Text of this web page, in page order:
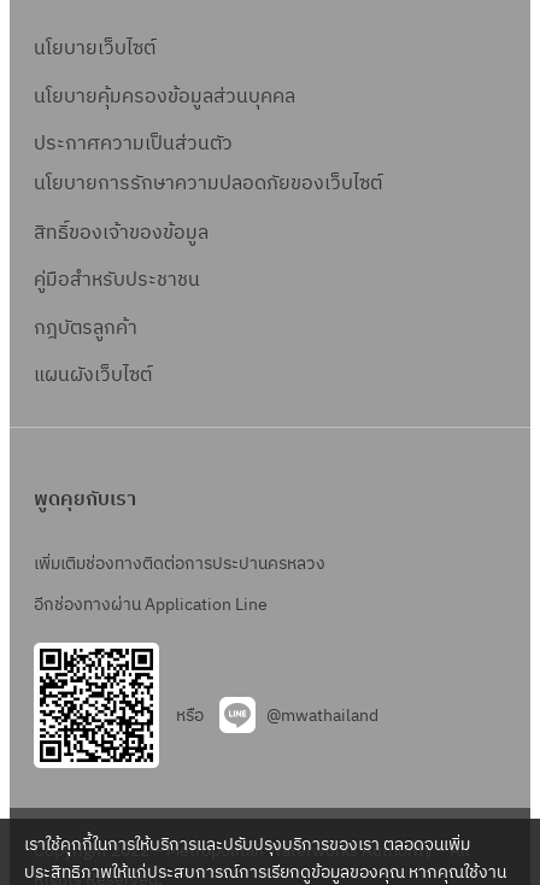
นโยบายเว็บไซต์
นโยบายคุ้มครองข้อมูลส่วนบุคคล
ประกาศความเป็นส่วนตัว
นโยบายการรักษาความปลอดภัยของเว็บไซต์
สิทธิ์ของเจ้าของข้อมูล
คู่มือสำหรับประชาชน
กฎบัตรลูกค้า
แผนผังเว็บไซต์
พูดคุยกับเรา
เพิ่มเติมช่องทางติดต่อการประปานครหลวง
อีกช่องทางผ่าน Application Line
หรือ @mwathailand
Copyright 2022 – Metropolitan Waterworks Authority – All
เราใช้คุกกี้ในการให้บริการและปรับปรุงบริการของเรา ตลอดจนเพิ่ม
ประสิทธิภาพให้แก่ประสบการณ์การเรียกดูข้อมูลของคุณ หากคุณใช้งาน